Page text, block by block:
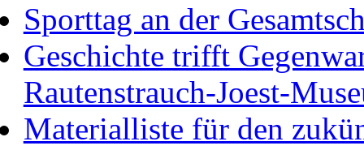
Sporttag an der
Geschichte trifft
Rautenstrauch-Joest-
Materialliste für den